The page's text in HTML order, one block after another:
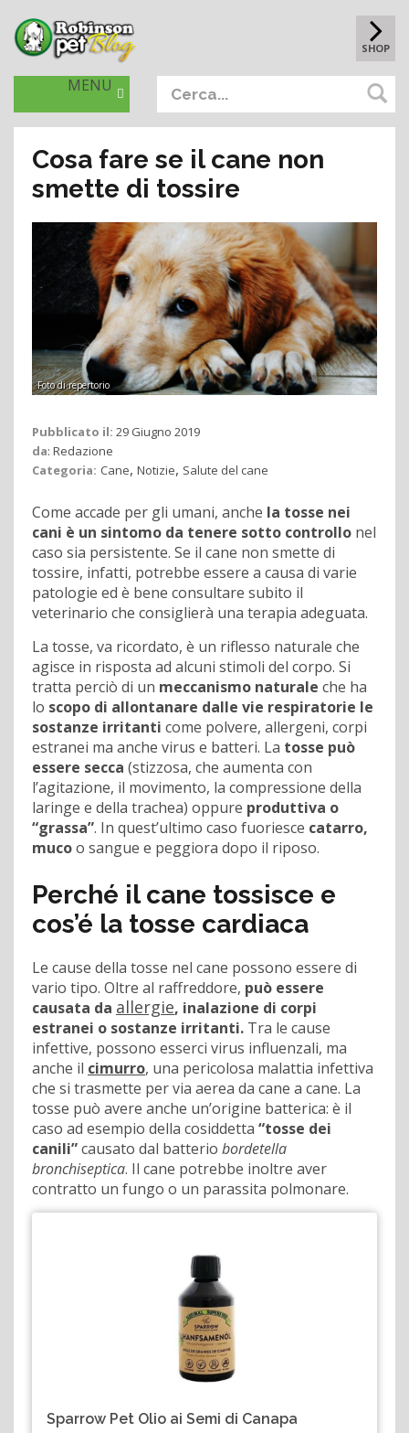
SHOP
MENU
Cosa fare se il cane non
smette di tossire
Foto di repertorio
Pubblicato il: 29 Giugno 2019
da: Redazione
Categoria: Cane, Notizie, Salute del cane
Come accade per gli umani, anche la tosse nei
cani è un sintomo da tenere sotto controllo nel
caso sia persistente. Se il cane non smette di
tossire, infatti, potrebbe essere a causa di varie
patologie ed è bene consultare subito il
veterinario che consiglierà una terapia adeguata.
La tosse, va ricordato, è un riflesso naturale che
agisce in risposta ad alcuni stimoli del corpo. Si
tratta perciò di un meccanismo naturale che ha
lo scopo di allontanare dalle vie respiratorie le
sostanze irritanti come polvere, allergeni, corpi
estranei ma anche virus e batteri. La tosse può
essere secca (stizzosa, che aumenta con
l’agitazione, il movimento, la compressione della
laringe e della trachea) oppure produttiva o
“grassa”. In quest’ultimo caso fuoriesce catarro,
mucoo sangue e peggiora dopo il riposo.
Perché il cane tossisce e
cos’é la tosse cardiaca
Le cause della tosse nel cane possono essere di
vario tipo. Oltre al raffreddore, può essere
causata da allergie, inalazione di corpi
estranei o sostanze irritanti. Tra le cause
infettive, possono esserci virus influenzali, ma
anche il cimurro, una pericolosa malattia infettiva
che si trasmette per via aerea da cane a cane. La
tosse può avere anche un’origine batterica: è il
caso ad esempio della cosiddetta “tosse dei
canili”causato dal batterio bordetella
bronchiseptica. Il cane potrebbe inoltre aver
contratto un fungo o un parassita polmonare.
Sparrow Pet Olio ai Semi di Canapa